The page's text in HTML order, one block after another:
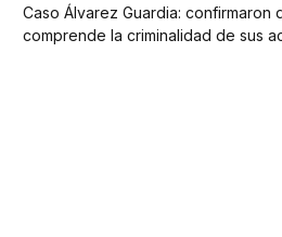
Caso Álvarez Guardia: confirmaron
comprende la criminalidad de sus